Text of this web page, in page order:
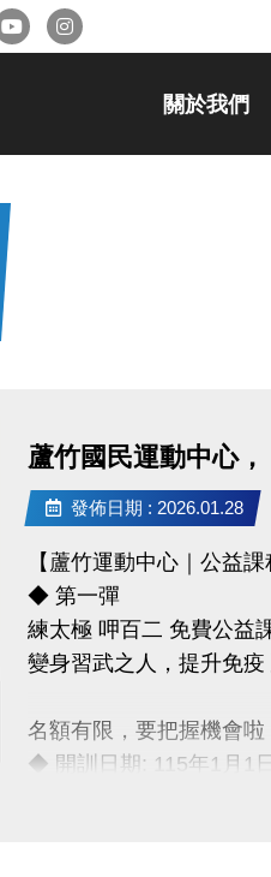
關於我們
蘆竹國民運動中心，
發佈日期 : 2026.01.28
【蘆竹運動中心｜公益課
◆ 第一彈
練太極 呷百二 免費公益
變身習武之人，提升免疫
名額有限，要把握機會啦
◆ 開訓日期: 115年1月1